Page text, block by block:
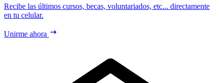
Recibe las últimos cursos, becas, voluntariados, etc... directamente
en tu celular.
Unirme ahora